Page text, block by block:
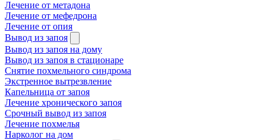
Лечение от метадона
Лечение от мефедрона
Лечение от опия
Вывод из запоя
Вывод из запоя на дому
Вывод из запоя в стационаре
Снятие похмельного синдрома
Экстренное вытрезвление
Капельница от запоя
Лечение хронического запоя
Срочный вывод из запоя
Лечение похмелья
Нарколог на дом